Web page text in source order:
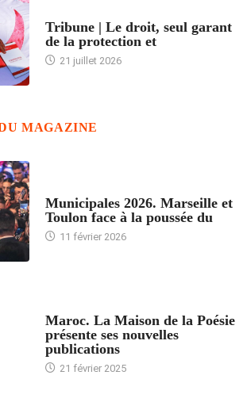
Tribune | Le droit, seul garant
de la protection et
21 juillet 2026
MAGAZINE
Municipales 2026. Marseille et
Toulon face à la poussée du
11 février 2026
Maroc. La Maison de la Poésie
présente ses nouvelles
publications
21 février 2025